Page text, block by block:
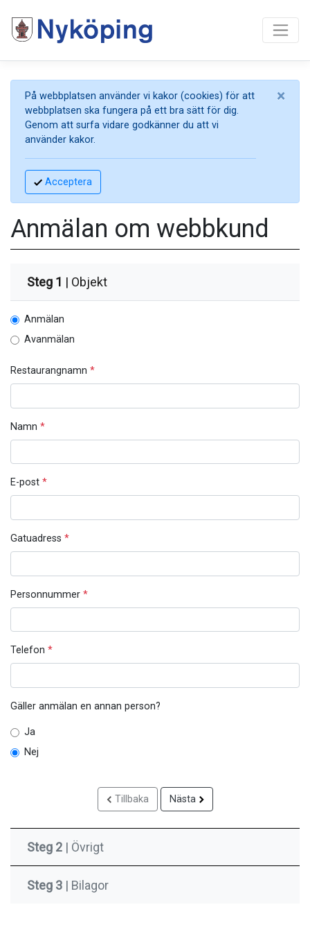
På webbplatsen använder vi kakor (cookies) för att
webbplatsen ska fungera på ett bra sätt för dig.
Genom att surfa vidare godkänner du att vi
använder kakor.
Acceptera
×
Anmälan om webbkund
Steg 1 | Objekt
Anmälan
Avanmälan
Restaurangnamn *
Namn *
E-post *
Gatuadress *
Personnummer *
Telefon *
Gäller anmälan en annan person?
Ja
Nej
Tillbaka Nästa
Steg 2 | Övrigt
Steg 3 | Bilagor